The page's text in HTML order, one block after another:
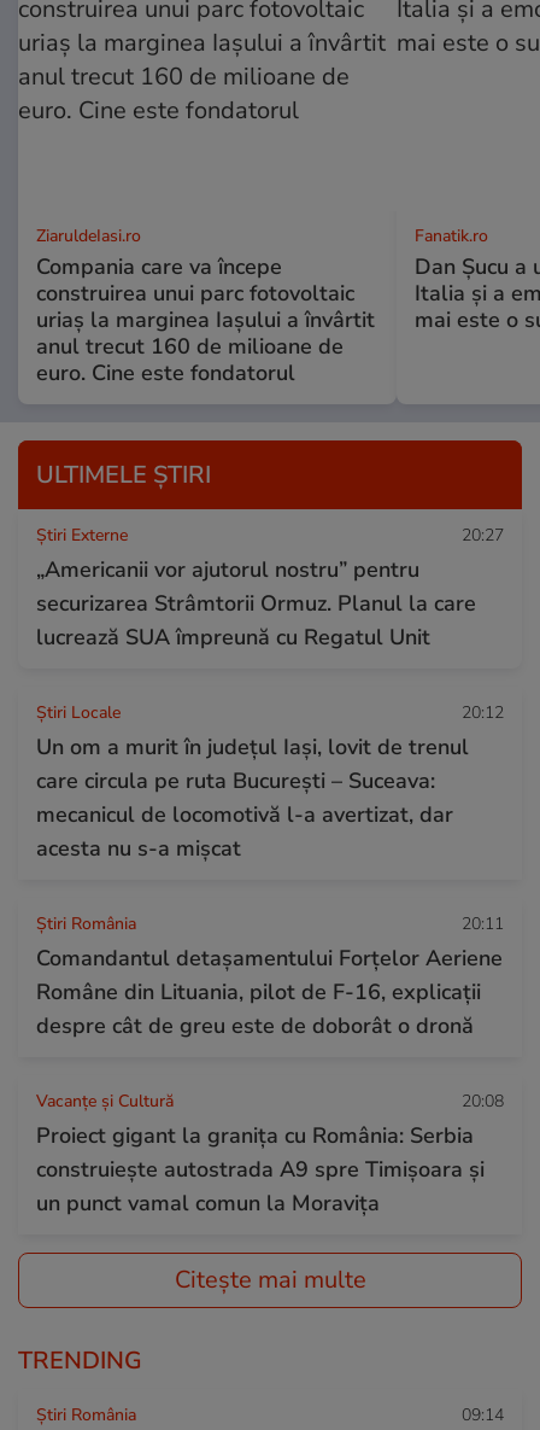
ZiaruldeIasi.ro
Compania care va începe
construirea unui parc fotovoltaic
uriaș la marginea Iașului a învârtit
anul trecut 160 de milioane de
euro. Cine este fondatorul
Fanatik.ro
Dan Șucu a
Italia și a
mai este o
ULTIMELE ȘTIRI
Știri Externe 20:27
„Americanii vor ajutorul nostru” pentru
securizarea Strâmtorii Ormuz. Planul la care
lucrează SUA împreună cu Regatul Unit
Știri Locale 20:12
Un om a murit în județul Iași, lovit de trenul
care circula pe ruta București – Suceava:
mecanicul de locomotivă l-a avertizat, dar
acesta nu s-a mișcat
Știri România 20:11
Comandantul detașamentului Forțelor Aeriene
Române din Lituania, pilot de F-16, explicații
despre cât de greu este de doborât o dronă
Vacanțe și Cultură 20:08
Proiect gigant la granița cu România: Serbia
construiește autostrada A9 spre Timișoara și
un punct vamal comun la Moravița
Citește mai multe
TRENDING
Știri România 09:14